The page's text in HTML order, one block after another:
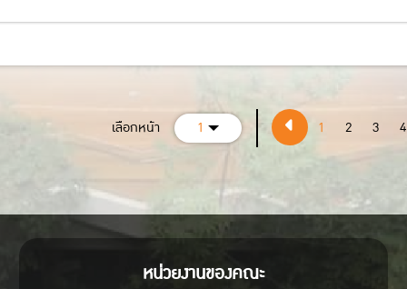
เลือกหน้า 1 1 2 3 4
หน่วยงานของคณะ